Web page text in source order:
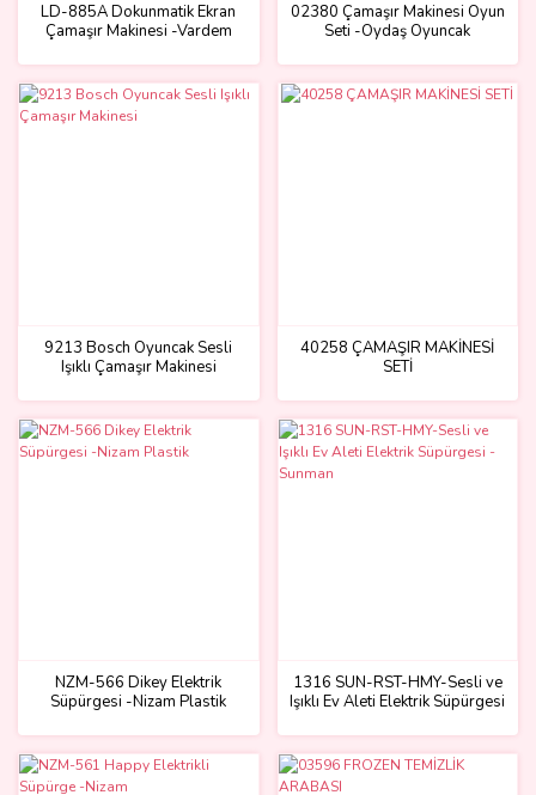
LD-885A Dokunmatik Ekran
Çamaşır Makinesi -Vardem
02380 Çamaşır Makinesi Oyun
Seti -Oydaş Oyuncak
9213 Bosch Oyuncak Sesli
Işıklı Çamaşır Makinesi
40258 ÇAMAŞIR MAKİNESİ
SETİ
NZM-566 Dikey Elektrik
Süpürgesi -Nizam Plastik
1316 SUN-RST-HMY-Sesli ve
Işıklı Ev Aleti Elektrik Süpürgesi